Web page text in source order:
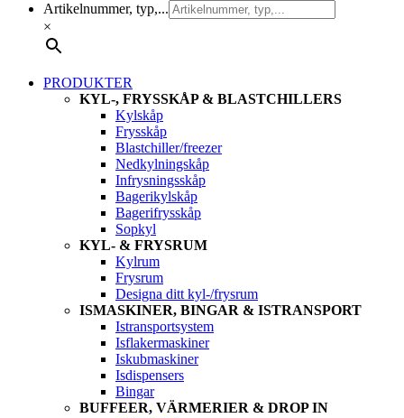
Artikelnummer, typ,...
×
PRODUKTER
KYL-, FRYSSKÅP & BLASTCHILLERS
Kylskåp
Frysskåp
Blastchiller/freezer
Nedkylningskåp
Infrysningsskåp
Bagerikylskåp
Bagerifrysskåp
Sopkyl
KYL- & FRYSRUM
Kylrum
Frysrum
Designa ditt kyl-/frysrum
ISMASKINER, BINGAR & ISTRANSPORT
Istransportsystem
Isflakermaskiner
Iskubmaskiner
Isdispensers
Bingar
BUFFEER, VÄRMERIER & DROP IN